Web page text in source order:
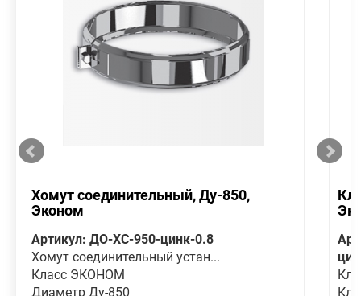
Хомут соединительный, Ду-850,
Эконом
Артикул: ДО-ХС-950-цинк-0.8
Хомут соединительный устан...
Класс ЭКОНОМ
Диаметр Ду-850